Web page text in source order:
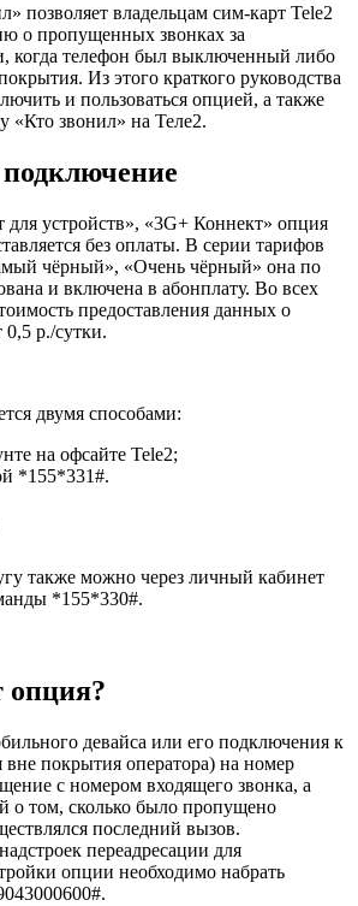
позволяет владельцам сим-карт Tele2
о пропущенных звонках за
когда телефон был выключенный либо
Из этого краткого руководства
и пользоваться опцией, а также
«Кто звонил» на Теле2.
для устройств», «3G+ Коннект» опция
без оплаты. В серии тарифов
чёрный», «Очень чёрный» она по
и включена в абонплату. Во всех
предоставления данных о
0,5 р./сутки.
двумя способами:
на офсайте Tele2;
*155*331#.
также можно через личный кабинет
*155*330#.
опция?
девайса или его подключения к
вне покрытия оператора) на номер
с номером входящего звонка, а
о том, сколько было пропущено
последний вызов.
переадресации для
опции необходимо набрать